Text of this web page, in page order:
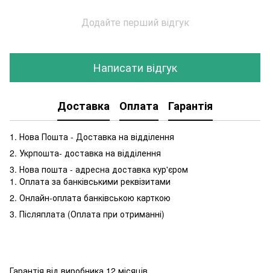
Додайте перший відгук
Написати відгук
Доставка Оплата Гарантія
1. Нова Пошта - Доставка на відділення
2. Укрпошта- доставка на відділення
3. Нова пошта - адресна доставка кур'єром
1. Оплата за банківськими реквізитами
2. Онлайн-оплата банківською карткою
3. Післяплата (Оплата при отриманні)
Гарантія від виробника 12 місяців